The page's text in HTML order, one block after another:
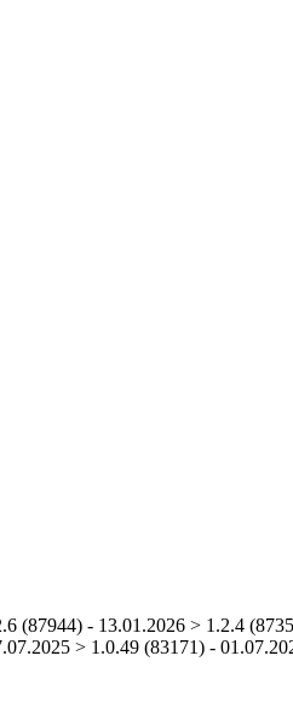
(87944) - 13.01.2026 > 1.2.4
> 1.0.49 (83171) -